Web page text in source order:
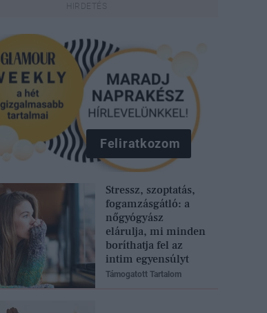
Feliratkozom
Stressz, szoptatás,
fogamzásgátló: a
nőgyógyász
elárulja, mi minden
boríthatja fel az
intim egyensúlyt
Támogatott Tartalom